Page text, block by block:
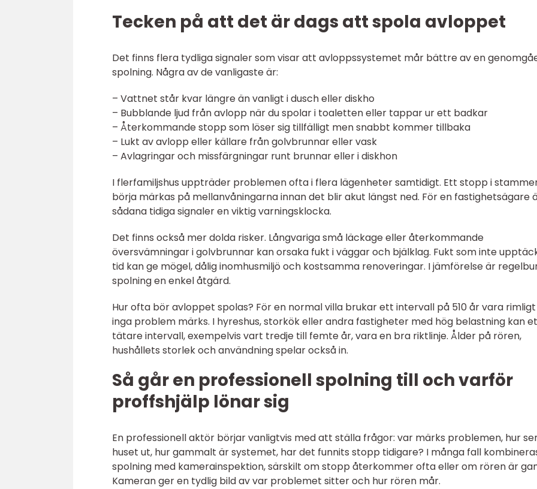
Tecken på att det är dags att spola avloppet
Det finns flera tydliga signaler som visar att avloppssystemet mår bättre av en
spolning. Några av de vanligaste är:
– Vattnet står kvar längre än vanligt i dusch eller diskho
– Bubblande ljud från avlopp när du spolar i toaletten eller tappar ur ett badkar
– Återkommande stopp som löser sig tillfälligt men snabbt kommer tillbaka
– Lukt av avlopp eller källare från golvbrunnar eller vask
– Avlagringar och missfärgningar runt brunnar eller i diskhon
I flerfamiljshus uppträder problemen ofta i flera lägenheter samtidigt. Ett stopp i
börja märkas på mellanvåningarna innan det blir akut längst ned. För en fastighetsägare
sådana tidiga signaler en viktig varningsklocka.
Det finns också mer dolda risker. Långvariga små läckage eller återkommande
översvämningar i golvbrunnar kan orsaka fukt i väggar och bjälklag. Fukt som inte
tid kan ge mögel, dålig inomhusmiljö och kostsamma renoveringar. I jämförelse är
spolning en enkel åtgärd.
Hur ofta bör avloppet spolas? För en normal villa brukar ett intervall på 510 år vara
inga problem märks. I hyreshus, storkök eller andra fastigheter med hög belastning kan
tätare intervall, exempelvis vart tredje till femte år, vara en bra riktlinje. Ålder på rören,
hushållets storlek och användning spelar också in.
Så går en professionell spolning till och varför
proffshjälp lönar sig
En professionell aktör börjar vanligtvis med att ställa frågor: var märks problemen, hur
huset ut, hur gammalt är systemet, har det funnits stopp tidigare? I många fall
spolning med kamerainspektion, särskilt om stopp återkommer ofta eller om rören är
Kameran ger en tydlig bild av var problemet sitter och hur rören mår.